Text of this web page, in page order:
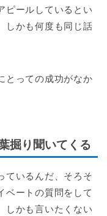
ピールしているとい
しかも何度も同じ話
とっての成功がなか
掘り聞いてくる
ているんだ、そろそ
ベートの質問をして
しかも言いたくない